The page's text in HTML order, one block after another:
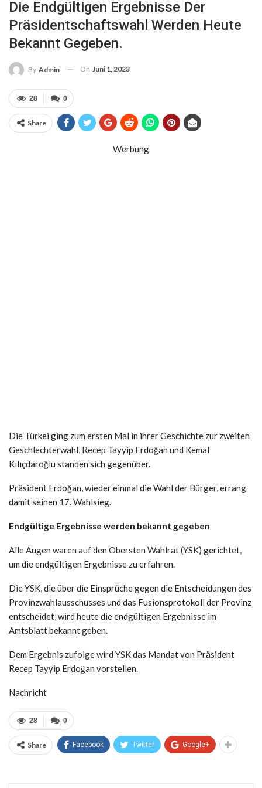
Die Endgültigen Ergebnisse Der
Präsidentschaftswahl Werden Heute
Bekannt Gegeben.
By Admin On Juni 1, 2023
0
28
Share
Werbung
Die Türkei ging zum ersten Mal in ihrer Geschichte zur zweiten
Geschlechterwahl, Recep Tayyip Erdoğan und Kemal
Kılıçdaroğlu standen sich gegenüber.
Präsident Erdoğan, wieder einmal die Wahl der Bürger, errang
damit seinen 17. Wahlsieg.
Endgültige Ergebnisse werden bekannt gegeben
Alle Augen waren auf den Obersten Wahlrat (YSK) gerichtet,
um die endgültigen Ergebnisse zu erfahren.
Die YSK, die über die Einsprüche gegen die Entscheidungen des
Provinzwahlausschusses und das Fusionsprotokoll der Provinz
entscheidet, wird heute die endgültigen Ergebnisse im
Amtsblatt bekannt geben.
Dem Ergebnis zufolge wird YSK das Mandat von Präsident
Recep Tayyip Erdoğan vorstellen.
Nachricht
0
28
Share Facebook Twitter Google+